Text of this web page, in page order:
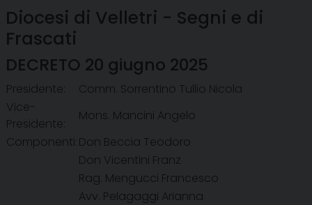
Diocesi di Velletri - Segni e di
Frascati
DECRETO 20 giugno 2025
Presidente:
Comm. Sorrentino Tullio Nicola
Vice-
Presidente:
Mons. Mancini Angelo
Componenti: Don Beccia Teodoro
Don Vicentini Franz
Rag. Mengucci Francesco
Avv. Pelagaggi Arianna